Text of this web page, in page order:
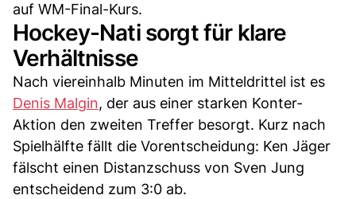
auf WM-Final-Kurs.
Hockey-Nati sorgt für klare
Verhältnisse
Nach viereinhalb Minuten im Mitteldrittel ist es
Denis Malgin, der aus einer starken Konter-
Aktion den zweiten Treffer besorgt. Kurz nach
Spielhälfte fällt die Vorentscheidung: Ken Jäger
fälscht einen Distanzschuss von Sven Jung
entscheidend zum 3:0 ab.